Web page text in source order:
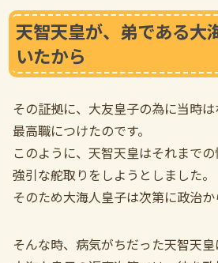
天智天皇が、弟である大
いたから
その証拠に、大友皇子の為に当時
最高職につけたのです。
このように、天智天皇はそれまで
強引な舵取りをしようとしました。
そのため大海人皇子は次第に政治
そんな時、病気がちだった天智天